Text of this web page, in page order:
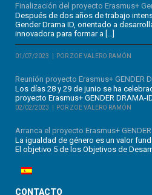
Finalización del proyecto Erasmus+
Después de dos años de trabajo
Gender Drama ID, orientado a
innovadora para formar a […]
01/07/2023 POR ZOE VALERO RAMÓN
Reunión proyecto Erasmus+ GENDER
Los días 28 y 29 de junio se ha
proyecto Erasmus+ GENDER DRAMA-
02/02/2023 POR ZOE VALERO RAMÓN
Arranca el proyecto Erasmus+
La igualdad de género es un valor
El objetivo 5 de los Objetivos de
CONTACTO